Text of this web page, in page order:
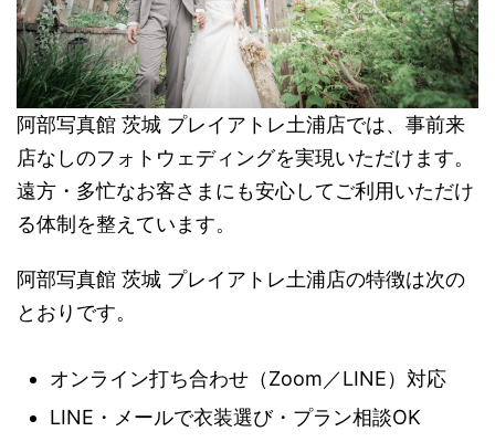
阿部写真館 茨城 プレイアトレ土浦店では、事前来
店なしのフォトウェディングを実現いただけます。
遠方・多忙なお客さまにも安心してご利用いただけ
る体制を整えています。
阿部写真館 茨城 プレイアトレ土浦店の特徴は次の
とおりです。
オンライン打ち合わせ（Zoom／LINE）対応
LINE・メールで衣装選び・プラン相談OK